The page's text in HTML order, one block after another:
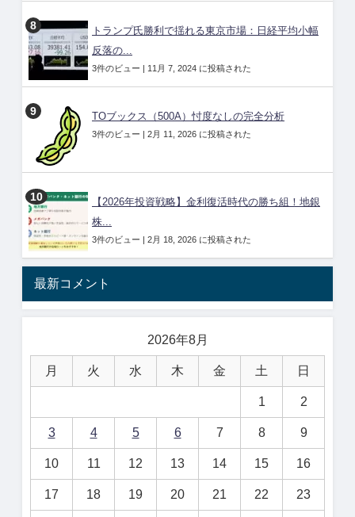
トランプ氏勝利で揺れる東京市場：日経平均小幅
反落の...
3件のビュー | 11月 7, 2024 に投稿された
TOブックス（500A）忖度なしの完全分析
3件のビュー | 2月 11, 2026 に投稿された
【2026年投資戦略】金利復活時代の勝ち組！地銀
株...
3件のビュー | 2月 18, 2026 に投稿された
最新コメント
2026年8月
月 火 水 木 金 土 日
1 2
3 4 5 6 7 8 9
10 11 12 13 14 15 16
17 18 19 20 21 22 23